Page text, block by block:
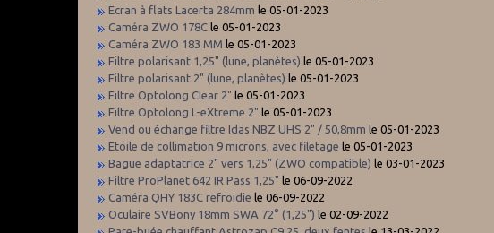
Ecran à flats Lacerta 284mm le 05-01-2023
Caméra ZWO 178C le 05-01-2023
Caméra ZWO 183 MM le 05-01-2023
Filtre polarisant 1,25" (lune, planètes) le 05-01-2023
Filtre polarisant 2" (lune, planètes) le 05-01-2023
Filtre Optolong Clear 2" le 05-01-2023
Filtre Optolong L-eXtreme 2" le 05-01-2023
Vend ou échange filtre Idas NBZ UHS 2" / 50,8mm le 05-01-2023
Etoile de collimation 9 microns, avec filetage le 05-01-2023
Bague adaptatrice 2" vers 1,25" (ZWO compatible) le 03-01-2023
Filtre ProPlanet 642 IR Pass 1,25" le 06-09-2022
Caméra QHY 183C refroidie le 06-09-2022
Oculaire SVBony 18mm SWA 72° (1,25") le 02-09-2022